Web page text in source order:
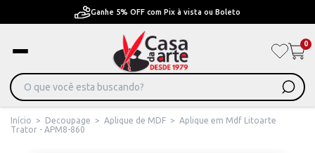
Ganhe 5% OFF com Pix à vista ou Boleto
0
Início > Decoupage > Aplique de MDF > Aplique em Mdf Litoarte
Trator - APM8-860